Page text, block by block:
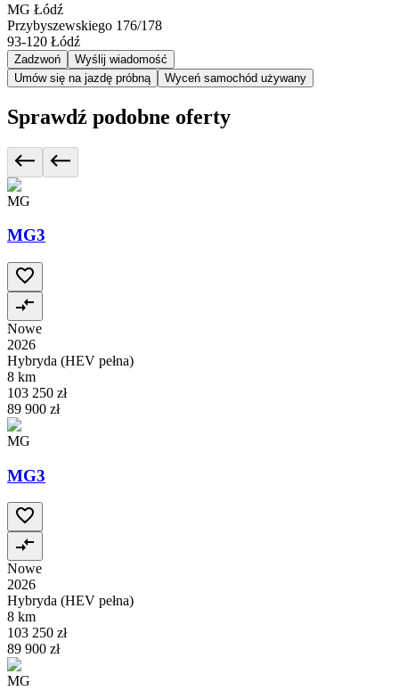
MG Łódź
Przybyszewskiego 176/178
93-120 Łódź
Zadzwoń
Wyślij wiadomość
Umów się na jazdę próbną
Wyceń samochód używany
Sprawdź podobne oferty
MG
MG3
Nowe
2026
Hybryda (HEV pełna)
8 km
103 250 zł
89 900 zł
MG
MG3
Nowe
2026
Hybryda (HEV pełna)
8 km
103 250 zł
89 900 zł
MG